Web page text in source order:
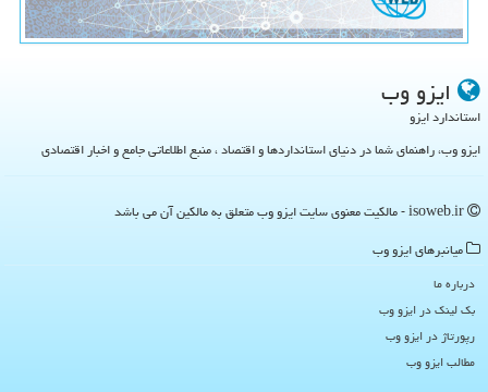
ایزو وب
استاندارد ایزو
ایزو وب، راهنمای شما در دنیای استانداردها و اقتصاد ، منبع اطلاعاتی جامع و اخبار اقتصادی
میانبرهای ایزو وب
درباره ما
بک لینک در ایزو وب
رپورتاژ در ایزو وب
مطالب ایزو وب